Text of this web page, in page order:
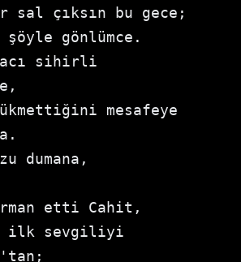
sal çıksın bu gece;
şöyle gönlümce.
sihirli
mesafeye
dumana,
etti Cahit,
ilk sevgiliyi